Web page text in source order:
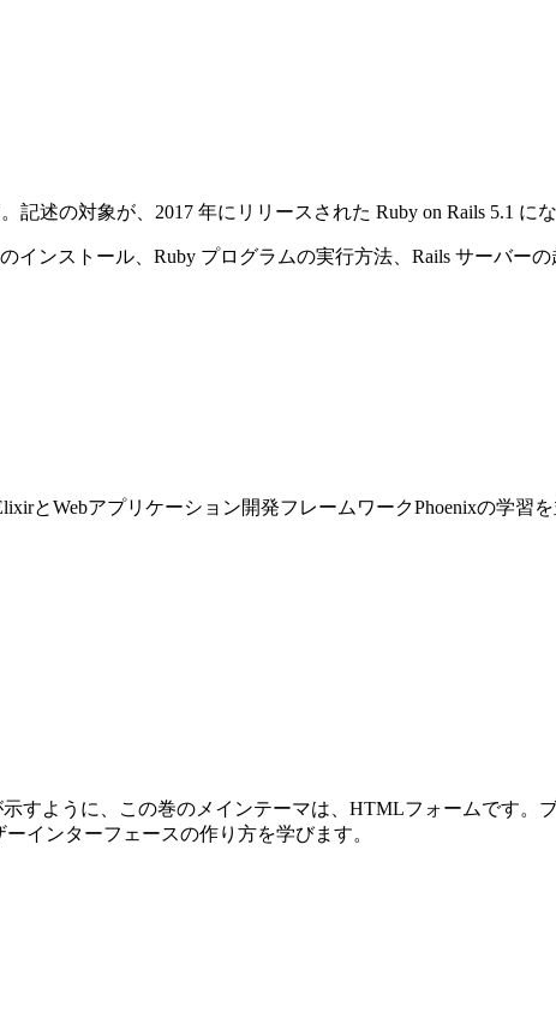
述の対象が、2017 年にリリースされた Ruby on Rails 5.1 に
インストール、Ruby プログラムの実行方法、Rails サーバー
とWebアプリケーション開発フレームワークPhoenixの学習
すように、この巻のメインテーマは、HTMLフォームです。
インターフェースの作り方を学びます。